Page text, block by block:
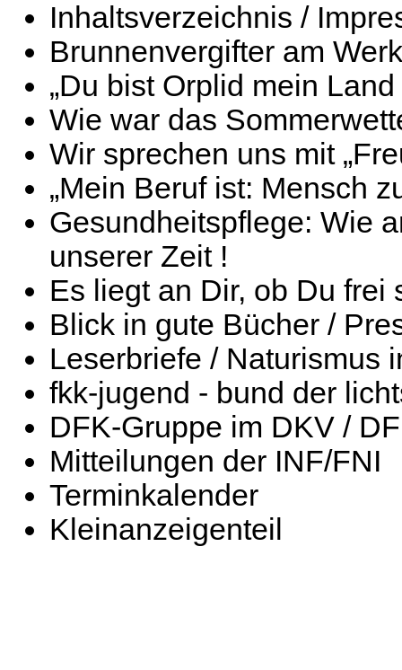
Inhaltsverzeichnis /
Brunnenvergifter am Werk
„Du bist Orplid mein
Wie war das
Wir sprechen uns mit
„Mein Beruf ist: Mensch
Gesundheitspflege: Wie
unserer Zeit !
Es liegt an Dir, ob Du frei
Blick in gute Bücher /
Leserbriefe / Naturismus
fkk-jugend - bund der
DFK-Gruppe im DKV /
Mitteilungen der INF/FNI
Terminkalender
Kleinanzeigenteil